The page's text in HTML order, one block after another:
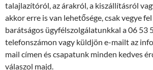
talajlazítóról, az árakról, a kiszállításról
akkor erre is van lehetősége, csak vegye
barátságos ügyfélszolgálatunkkal a 06 53
telefonszámon vagy küldjön e-mailt az
mail címen és csapatunk minden kedves
válaszol majd.